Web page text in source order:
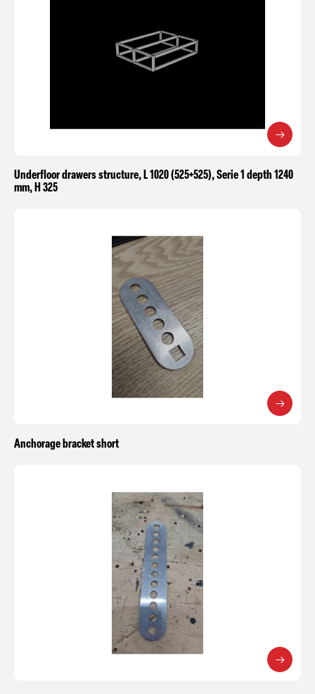
Underfloor drawers structure, L 1020 (525+525), Serie 1 depth 1240
mm, H 325
Anchorage bracket short